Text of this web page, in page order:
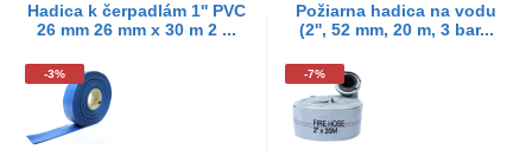
Hadica k čerpadlám 1'' PVC
26 mm 26 mm x 30 m 2 ...
-3%
Požiarna hadica na vodu
(2'', 52 mm, 20 m, 3 bar...
-7%